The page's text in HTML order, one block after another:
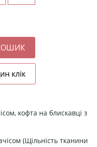
кофта на блискавці з
(Щільність тканини